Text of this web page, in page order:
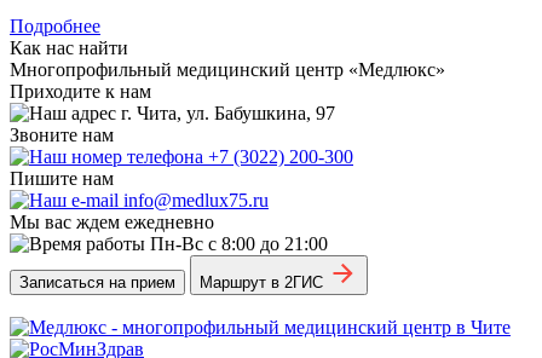
Подробнее
Как нас найти
Многопрофильный медицинский центр «Медлюкс»
Приходите к нам
г. Чита, ул. Бабушкина, 97
Звоните нам
+7 (3022) 200-300
Пишите нам
info@medlux75.ru
Мы вас ждем ежедневно
Пн-Вс с 8:00 до 21:00
Записаться на прием Маршрут в 2ГИС